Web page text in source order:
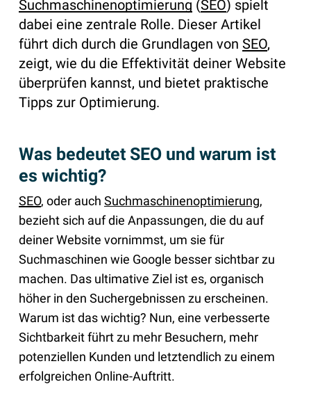
Suchmaschinenoptimierung (SEO) spielt
dabei eine zentrale Rolle. Dieser Artikel
führt dich durch die Grundlagen von SEO,
zeigt, wie du die Effektivität deiner Website
überprüfen kannst, und bietet praktische
Tipps zur Optimierung.
Was bedeutet SEO und warum ist
es wichtig?
SEO, oder auch Suchmaschinenoptimierung,
bezieht sich auf die Anpassungen, die du auf
deiner Website vornimmst, um sie für
Suchmaschinen wie Google besser sichtbar zu
machen. Das ultimative Ziel ist es, organisch
höher in den Suchergebnissen zu erscheinen.
Warum ist das wichtig? Nun, eine verbesserte
Sichtbarkeit führt zu mehr Besuchern, mehr
potenziellen Kunden und letztendlich zu einem
erfolgreichen Online-Auftritt.